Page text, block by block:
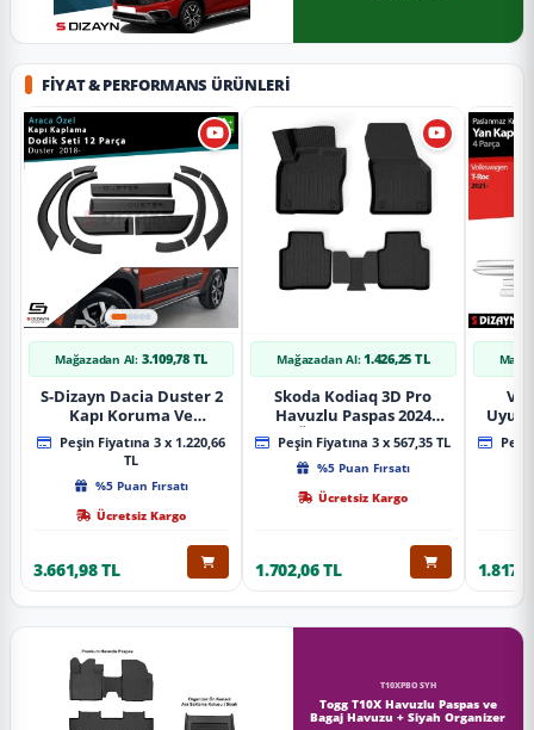
FIYAT & PERFORMANS ÜRÜNLERI
Mağazadan Al: 3.109,78 TL
S-Dizayn Dacia Duster 2
Kapı Koruma Ve
Çamurluk Kaplaması
Dodik Seti 2018 Üzeri A+
Kalite
Peşin Fiyatına 3 x 1.220,66
TL
%5 Puan Fırsatı
Ücretsiz Kargo
3.661,98 TL
Mağazadan Al: 1.426,25 TL
Skoda Kodiaq 3D Pro
Havuzlu Paspas 2024
Üzeri A+ Kalite
Peşin Fiyatına 3 x 567,35 TL
%5 Puan Fırsatı
Ücretsiz Kargo
1.702,06 TL
Yan
T10XPBOSYH
Togg T10X Havuzlu Paspas ve
Bagaj Havuzu + Siyah Organizer